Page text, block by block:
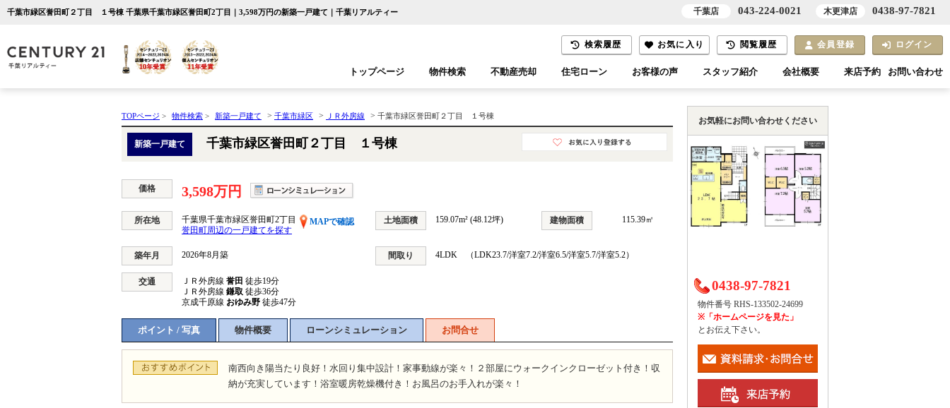
千葉市緑区誉田町２丁目 １号棟 千葉県千葉市緑区誉田町2丁目｜3,598万円の新築一戸建て｜千葉リアルティー
検索履歴 お気に入り 閲覧履歴 会員登録 ログイン
トップページ 物件検索
千葉エリア 木更津エリア
不動産売却 住宅ローン お客様の声 スタッフ紹介 会社概要 来店予約 お問い合わせ
TOPページ > 物件検索 > 新築一戸建て > 千葉市緑区 > ＪＲ外房線 > 千葉市緑区誉田町２丁目 １号棟
新築一戸建て 千葉市緑区誉田町２丁目 １号棟
価格 3,598万円
所在地 千葉県千葉市緑区誉田町2丁目
MAPで確認
誉田町周辺の一戸建てを探す
土地面積 159.07m² (48.12坪) 建物面積 115.39㎡
築年月 2026年8月築 間取り 4LDK （LDK23.7/洋室7.2/洋室6.5/洋室5.7/洋室5.2）
交通 ＪＲ外房線 誉田 徒歩19分
ＪＲ外房線 鎌取 徒歩36分
京成千原線 おゆみ野 徒歩47分
ポイント / 写真 物件概要 ローンシミュレーション お問合せ
南西向き陽当たり良好！水回り集中設計！家事動線が楽々！２部屋にウォークインクローゼット付き！収
納が充実しています！浴室暖房乾燥機付き！お風呂のお手入れが楽々！
お気軽にお問い合わせください
0438-97-7821
物件番号 RHS-133502-24699
※「ホームページを見た」
とお伝え下さい。
千葉店 043-224-0021 木更津店 0438-97-7821